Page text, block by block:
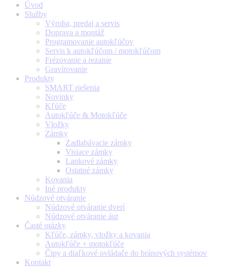
Úvod
Služby
Výroba, predaj a servis
Doprava a montáž
Programovanie autokľúčov
Servis k autokľúčom / motokľúčom
Frézovanie a rezanie
Gravírovanie
Produkty
SMART riešenia
Novinky
Kľúče
Autokľúče & Motokľúče
Vložky
Zámky
Zadlabávacie zámky
Visiace zámky
Lankové zámky
Ostatné zámky
Kovania
Iné produkty
Núdzové otváranie
Núdzové otváranie dverí
Núdzové otváranie áut
Časté otázky
Kľúče, zámky, vložky a kovania
Autokľúče + motokľúče
Čipy a diaľkové ovládače do bránových systémov
Kontakt